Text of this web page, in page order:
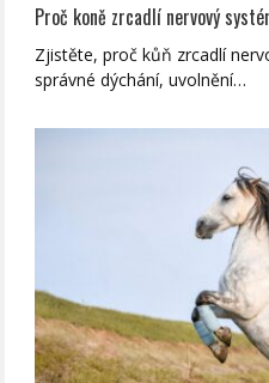
Proč koně zrcadlí nervový
Zjistěte, proč kůň zrcadlí
správné dýchání, uvolnění…